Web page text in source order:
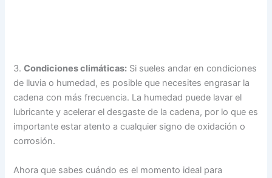
3.Condiciones climáticas: Si sueles andar en condiciones
de lluvia o humedad, es posible que necesites engrasar la
cadena con más frecuencia. La humedad puede lavar el
lubricante y acelerar el desgaste de la cadena, por lo que es
importante estar atento a cualquier signo de oxidación o
corrosión.
Ahora que sabes cuándo es el momento ideal para